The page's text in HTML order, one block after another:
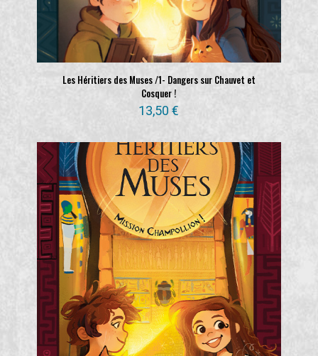
Les Héritiers des Muses /1- Dangers sur Chauvet et
Cosquer !
13,50€